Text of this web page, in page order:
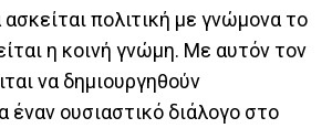
πολιτική με γνώμονα το
η κοινή γνώμη. Με αυτόν τον
να δημιουργηθούν
έναν ουσιαστικό διάλογο στο